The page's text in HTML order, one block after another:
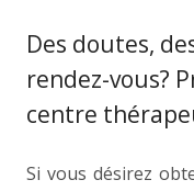
Des doutes,
rendez-vous?
centre
Si vous désirez